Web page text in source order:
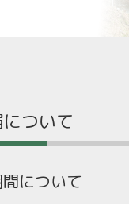
ついて
について